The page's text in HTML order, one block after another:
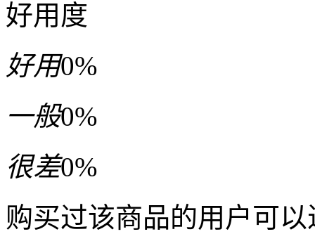
好用度
好用0%
一般0%
很差0%
购买过该商品的用户可